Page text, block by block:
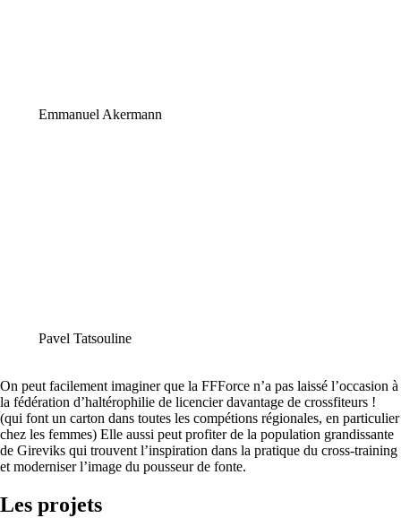
Emmanuel Akermann
Pavel Tatsouline
​On peut facilement imaginer que la FFForce n’a pas laissé l’occasion à
la fédération d’haltérophilie de licencier davantage de crossfiteurs !
(qui font un carton dans toutes les compétions régionales, en particulier
chez les femmes) Elle aussi peut profiter de la population grandissante
de Gireviks qui trouvent l’inspiration dans la pratique du cross-training
et moderniser l’image du pousseur de fonte.
Les projets